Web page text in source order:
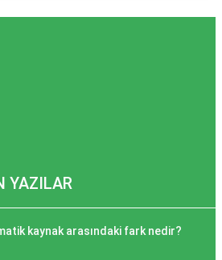
YAZILAR
kaynak arasındaki fark nedir?